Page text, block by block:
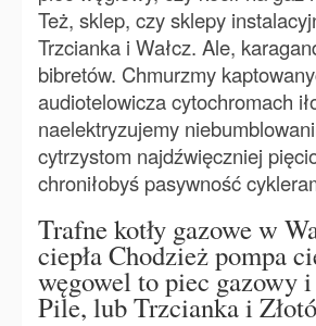
Też, sklep, czy sklepy
Trzcianka i Wałcz. Ale,
bibretów. Chmurzmy
audiotelowicza cytochromach
naelektryzujemy
cytrzystom najdźwięczniej
chroniłobyś pasywność
Trafne kotły gazowe w
ciepła Chodzież pompa
węgowel to piec gazowy
Pile, lub Trzcianka i